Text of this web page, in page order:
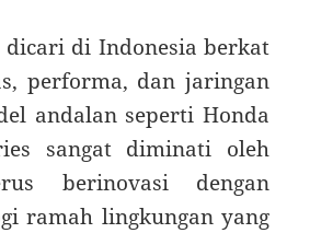
di Indonesia berkat
performa, dan jaringan
andalan seperti Honda
sangat diminati oleh
berinovasi dengan
ramah lingkungan yang